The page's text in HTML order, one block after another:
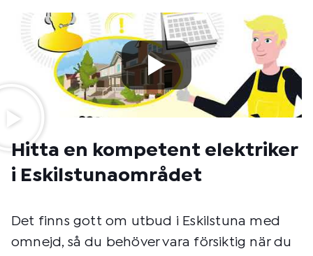
Hitta en kompetent elektriker
i Eskilstunaområdet
Det finns gott om utbud i Eskilstuna med
omnejd, så du behöver vara försiktig när du